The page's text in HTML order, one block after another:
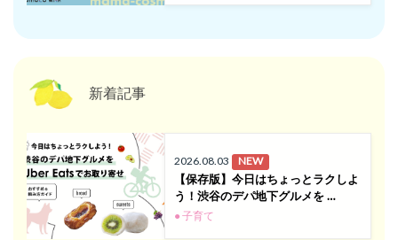
新着記事
2026.08.03 NEW
【保存版】今日はちょっとラクしよ
う！渋谷のデパ地下グルメを …
● 子育て